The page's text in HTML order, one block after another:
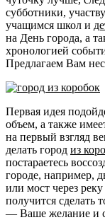
субботники,
учащимся школ и
на День города, а
хронологией
Предлагаем Вам
Первая идея
объем, а также
на первый взгляд
делать город из
постараетесь
городе, например,
или мост через
получится сделать
— Ваше желание и